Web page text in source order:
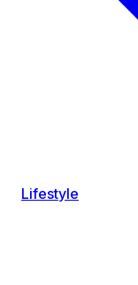
Lifestyle